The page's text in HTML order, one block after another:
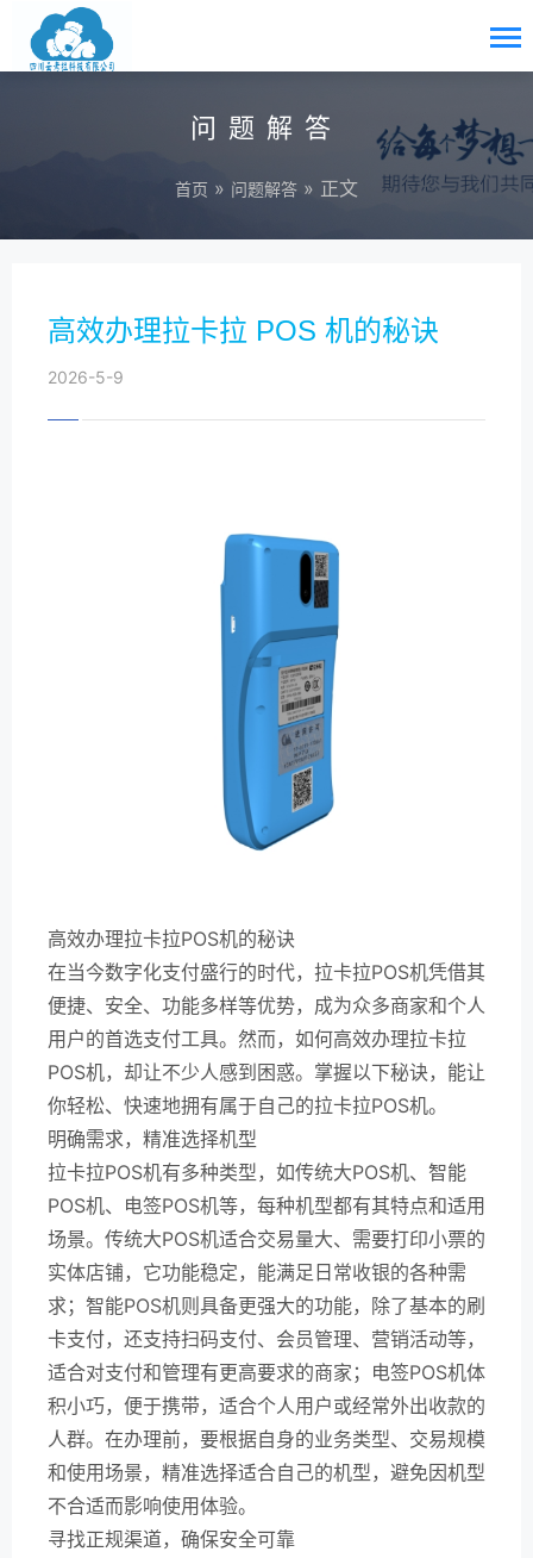
问题解答
首页 » 问题解答 » 正文
高效办理拉卡拉 POS 机的秘诀
2026-5-9
高效办理拉卡拉POS机的秘诀
在当今数字化支付盛行的时代，拉卡拉POS机凭借其
便捷、安全、功能多样等优势，成为众多商家和个人
用户的首选支付工具。然而，如何高效办理拉卡拉
POS机，却让不少人感到困惑。掌握以下秘诀，能让
你轻松、快速地拥有属于自己的拉卡拉POS机。
明确需求，精准选择机型
拉卡拉POS机有多种类型，如传统大POS机、智能
POS机、电签POS机等，每种机型都有其特点和适用
场景。传统大POS机适合交易量大、需要打印小票的
实体店铺，它功能稳定，能满足日常收银的各种需
求；智能POS机则具备更强大的功能，除了基本的刷
卡支付，还支持扫码支付、会员管理、营销活动等，
适合对支付和管理有更高要求的商家；电签POS机体
积小巧，便于携带，适合个人用户或经常外出收款的
人群。在办理前，要根据自身的业务类型、交易规模
和使用场景，精准选择适合自己的机型，避免因机型
不合适而影响使用体验。
寻找正规渠道，确保安全可靠